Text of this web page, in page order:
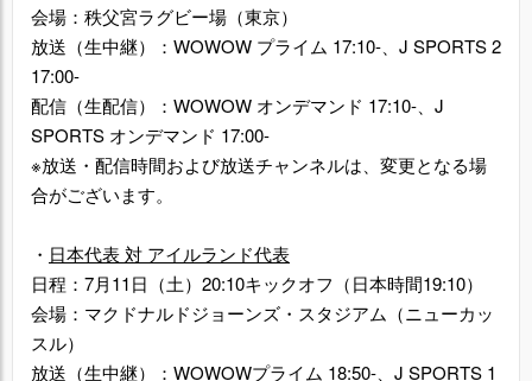
会場：秩父宮ラグビー場（東京）
放送（生中継）：WOWOW プライム 17:10-、J SPORTS 2
17:00-
配信（生配信）：WOWOW オンデマンド 17:10-、J
SPORTS オンデマンド 17:00-
※放送・配信時間および放送チャンネルは、変更となる場
合がございます。
・ 日本代表 対 アイルランド代表
日程：7月11日（土）20:10キックオフ（日本時間19:10）
会場：マクドナルドジョーンズ・スタジアム（ニューカッ
スル）
放送（生中継）：WOWOWプライム 18:50-、J SPORTS 1